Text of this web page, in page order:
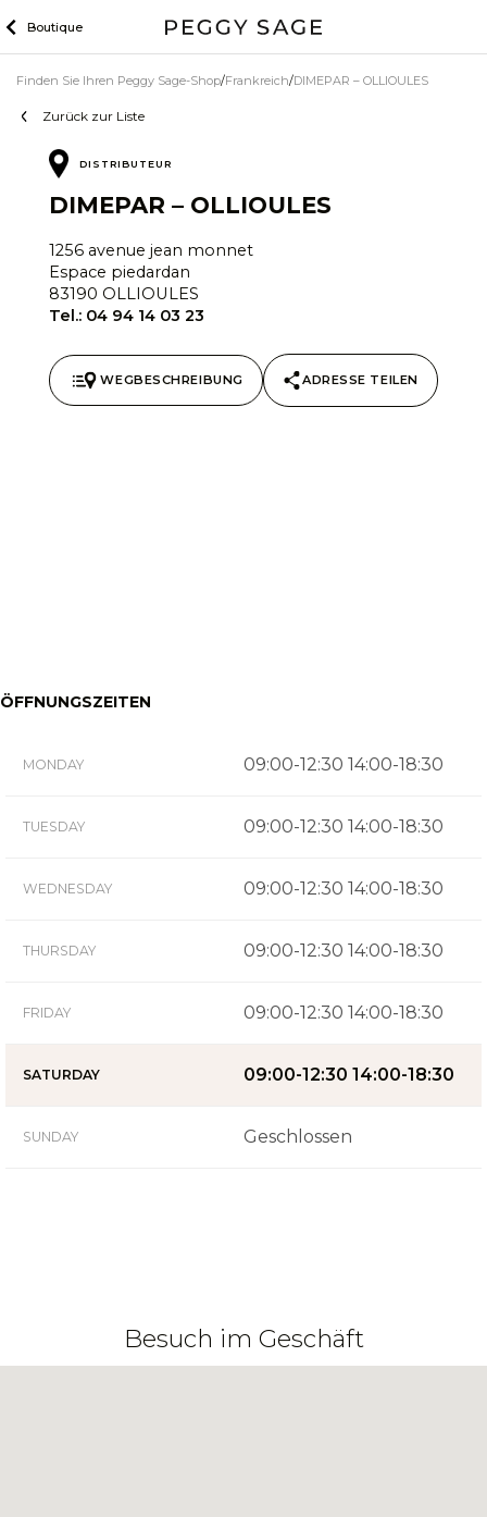
Inhalt
Boutique
Zurück zur Liste
Finden Sie Ihren Peggy Sage-Shop Frankreich DIMEPAR – OLLIOULES
DISTRIBUTEUR
DIMEPAR – OLLIOULES
1256 avenue jean monnet
Espace piedardan
83190 OLLIOULES
Tel.: 04 94 14 03 23
WEGBESCHREIBUNG ADRESSE TEILEN
ÖFFNUNGSZEITEN
MONDAY 09:00-12:30 14:00-18:30
TUESDAY 09:00-12:30 14:00-18:30
WEDNESDAY 09:00-12:30 14:00-18:30
THURSDAY 09:00-12:30 14:00-18:30
FRIDAY 09:00-12:30 14:00-18:30
SATURDAY 09:00-12:30 14:00-18:30
SUNDAY Geschlossen
Besuch im Geschäft